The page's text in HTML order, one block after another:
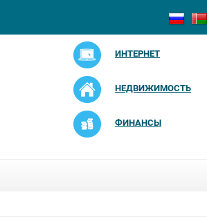
ИНТЕРНЕТ
НЕДВИЖИМОСТЬ
ФИНАНСЫ